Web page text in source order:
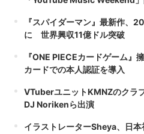
『スパイダーマン』最新作、
に 世界興収11億ドル突破
『ONE PIECEカードゲーム』
カードでの本人認証を導入
VTuberユニットKMNZのクラ
DJ Norikenら出演
イラストレーターSheya、日